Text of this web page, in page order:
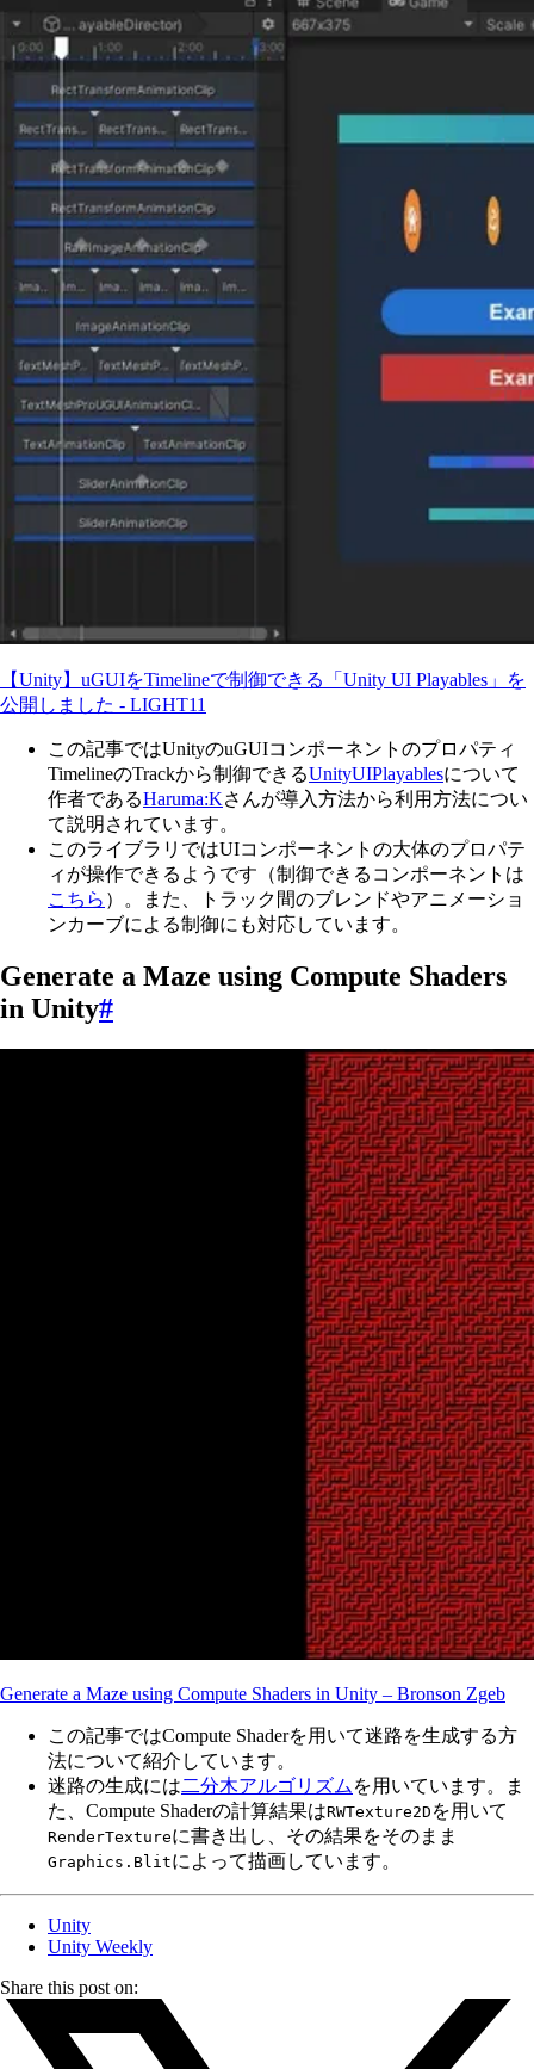
【Unity】uGUIをTimelineで制御できる「Unity UI Playables」を
公開しました - LIGHT11
この記事ではUnityのuGUIコンポーネントのプロパティ
TimelineのTrackから制御できるUnityUIPlayablesについて
作者であるHaruma:Kさんが導入方法から利用方法につい
て説明されています。
このライブラリではUIコンポーネントの大体のプロパテ
ィが操作できるようです（制御できるコンポーネントは
こちら ）。また、トラック間のブレンドやアニメーショ
ンカーブによる制御にも対応しています。
Generate a Maze using Compute Shaders
in Unity#
Generate a Maze using Compute Shaders in Unity – Bronson Zgeb
この記事ではCompute Shaderを用いて迷路を生成する方
法について紹介しています。
迷路の生成には二分木アルゴリズム を用いています。ま
た、Compute Shaderの計算結果はRWTexture2D を用いて
RenderTextureに書き出し、その結果をそのまま
Graphics.Blitによって描画しています。
Unity
Unity Weekly
Share this post on: